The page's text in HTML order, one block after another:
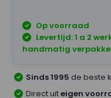
Op voorraad
Levertijd: 1 a 2
handmatig
Sinds 1995 de beste
Direct uiteigen